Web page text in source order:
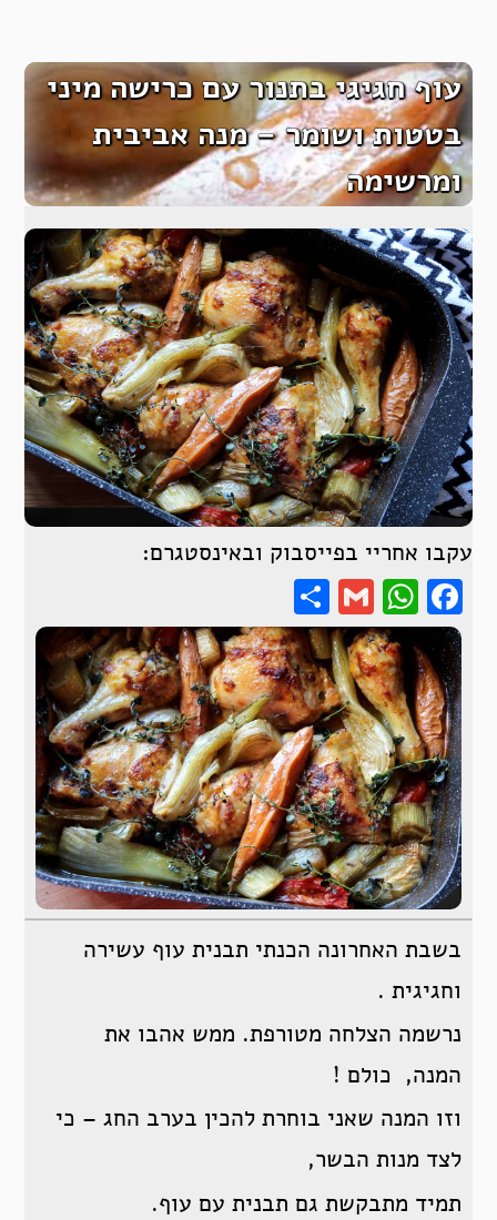
עוף חגיגי בתנור עם כרישה מיני
בטטות ושומר – מנה אביבית
ומרשימה
עקבו אחריי בפייסבוק ובאינסטגרם:
Facebook
WhatsApp
Gmail
בשבת האחרונה הכנתי תבנית עוף עשירה
וחגיגית .
נרשמה הצלחה מטורפת. ממש אהבו את
המנה, כולם !
וזו המנה שאני בוחרת להכין בערב החג – כי
לצד מנות הבשר,
תמיד מתבקשת גם תבנית עם עוף.